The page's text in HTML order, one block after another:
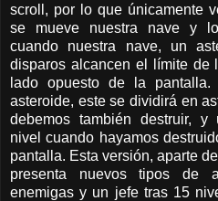
scroll, por lo que únicamente
se mueve nuestra nave y
cuando nuestra nave, un
disparos alcancen el límite de
lado opuesto de la
asteroide, este se dividirá en
debemos también destruir, y
nivel cuando hayamos
pantalla. Esta versión, aparte
presenta nuevos tipos de
enemigas y un jefe tras 15